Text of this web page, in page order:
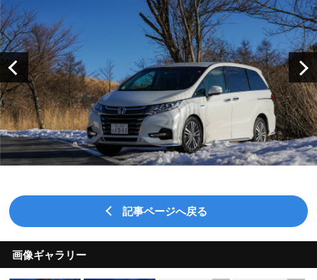
記事ページへ戻る
画像ギャラリー